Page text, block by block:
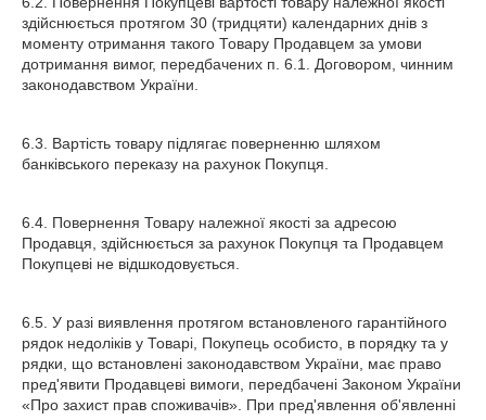
здійснюється протягом 30 (тридцяти) календарних днів з
моменту отримання такого Товару Продавцем за умови
дотримання вимог, передбачених п. 6.1. Договором, чинним
законодавством України.
6.3. Вартість товару підлягає поверненню шляхом
банківського переказу на рахунок Покупця.
6.4. Повернення Товару належної якості за адресою
Продавця, здійснюється за рахунок Покупця та Продавцем
Покупцеві не відшкодовується.
6.5. У разі виявлення протягом встановленого гарантійного
рядок недоліків у Товарі, Покупець особисто, в порядку та у
рядки, що встановлені законодавством України, має право
пред'явити Продавцеві вимоги, передбачені Законом України
«Про захист прав споживачів». При пред'явлення об'явленні